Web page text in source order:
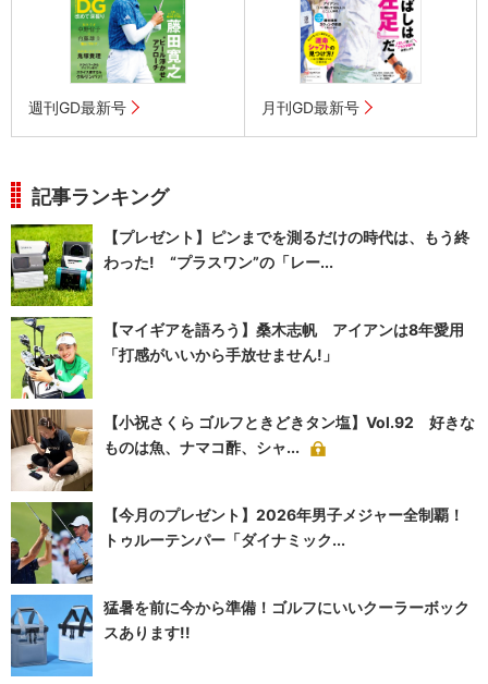
週刊GD最新号 月刊GD最新号
記事ランキング
【プレゼント】ピンまでを測るだけの時代は、もう終
わった! “プラスワン”の「レー...
【マイギアを語ろう】桑木志帆 アイアンは8年愛用
「打感がいいから手放せません!」
【小祝さくら ゴルフときどきタン塩】Vol.92 好きな
ものは魚、ナマコ酢、シャ...
【今月のプレゼント】2026年男子メジャー全制覇！
トゥルーテンパー「ダイナミック...
猛暑を前に今から準備！ゴルフにいいクーラーボック
スあります!!